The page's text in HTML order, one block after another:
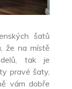
šatů
že na místě
tak je
pravé šaty,
vám dobře